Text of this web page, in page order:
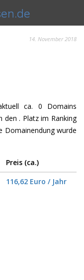
14. November 2018
ca. 0 Domains
. Platz im Ranking
Domainendung wurde
Preis (ca.)
116,62 Euro / Jahr